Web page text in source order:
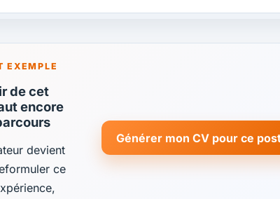
EXEMPLE
de cet
encore
devient
ce
Générer mon CV pour ce